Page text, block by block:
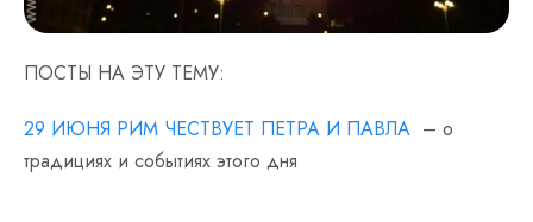
ПОСТЫ НА ЭТУ ТЕМУ:
29 ИЮНЯ РИМ ЧЕСТВУЕТ ПЕТРА И ПАВЛА – о
традициях и событиях этого дня